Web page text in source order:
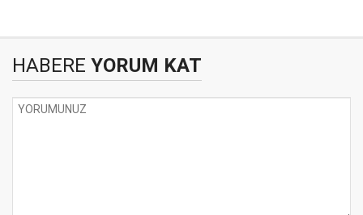
HABERE YORUM KAT